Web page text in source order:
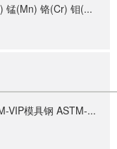
锰(Mn) 铬(Cr) 钼(...
VIP模具钢 ASTM-...